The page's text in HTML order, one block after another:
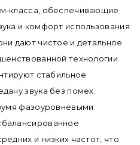
класса, обеспечивающие
и комфорт использования.
дают чистое и детальное
технологии
стабильное
звука без помех.
фазоуровневыми
и низких частот, что